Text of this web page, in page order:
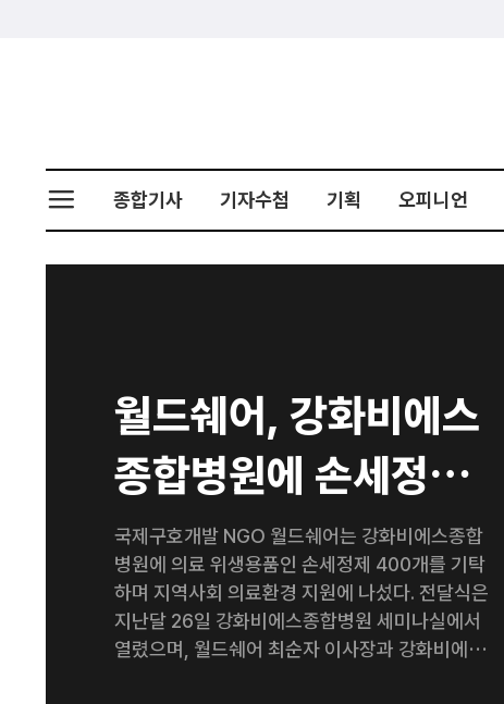
종합기사 기자수첩 기획 오피니언
월드쉐어, 강화비에스
종합병원에 손세정제
400개 기탁
국제구호개발 NGO 월드쉐어는 강화비에스종합
병원에 의료 위생용품인 손세정제 400개를 기탁
하며 지역사회 의료환경 지원에 나섰다. 전달식은
지난달 26일 강화비에스종합병원 세미나실에서
열렸으며, 월드쉐어 최순자 이사장과 강화비에스